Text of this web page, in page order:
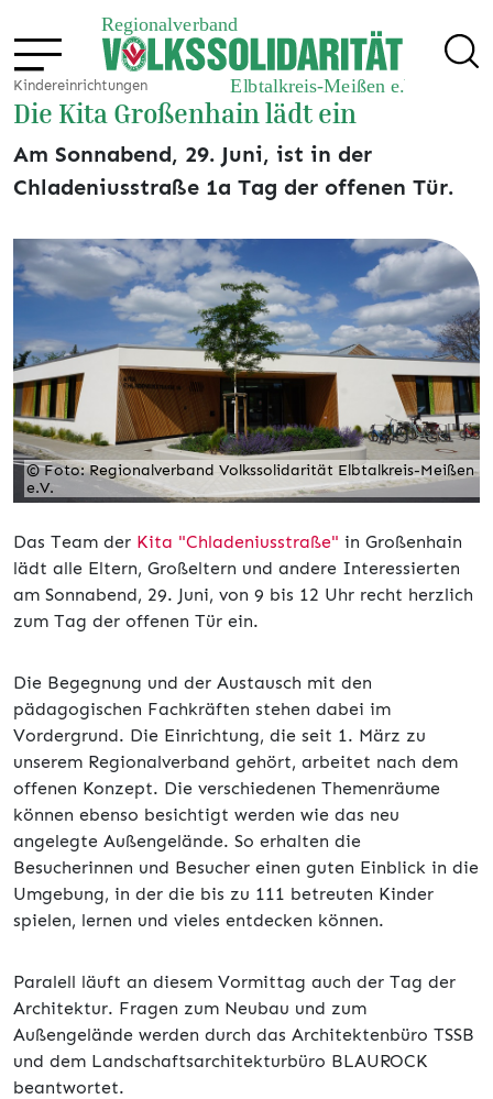
Kindereinrichtungen
Die Kita Großenhain lädt ein
Am Sonnabend, 29. Juni, ist in der
Chladeniusstraße 1a Tag der offenen Tür.
© Foto: Regionalverband Volkssolidarität Elbtalkreis-Meißen
e.V.
Das Team der Kita "Chladeniusstraße" in Großenhain
lädt alle Eltern, Großeltern und andere Interessierten
am Sonnabend, 29. Juni, von 9 bis 12 Uhr recht herzlich
zum Tag der offenen Tür ein.
Die Begegnung und der Austausch mit den
pädagogischen Fachkräften stehen dabei im
Vordergrund. Die Einrichtung, die seit 1. März zu
unserem Regionalverband gehört, arbeitet nach dem
offenen Konzept. Die verschiedenen Themenräume
können ebenso besichtigt werden wie das neu
angelegte Außengelände. So erhalten die
Besucherinnen und Besucher einen guten Einblick in die
Umgebung, in der die bis zu 111 betreuten Kinder
spielen, lernen und vieles entdecken können.
Paralell läuft an diesem Vormittag auch der Tag der
Architektur. Fragen zum Neubau und zum
Außengelände werden durch das Architektenbüro TSSB
und dem Landschaftsarchitekturbüro BLAUROCK
beantwortet.